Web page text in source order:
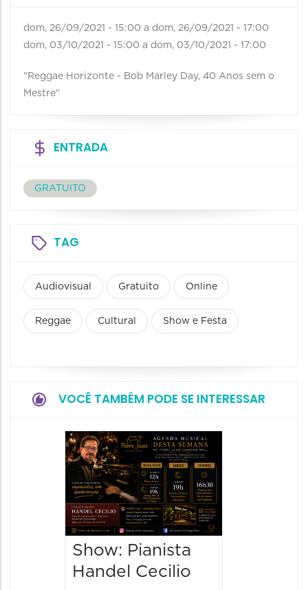
dom, 26/09/2021 - 15:00 a dom, 26/09/2021 - 17:00
dom, 03/10/2021 - 15:00 a dom, 03/10/2021 - 17:00
"Reggae Horizonte - Bob Marley Day, 40 Anos sem o
Mestre"
ENTRADA
GRATUITO
TAG
Audiovisual Gratuito Online
Reggae Cultural Show e Festa
VOCÊ TAMBÉM PODE SE INTERESSAR
Show: Pianista
Handel Cecilio